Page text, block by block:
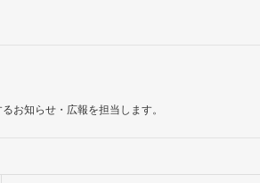
お知らせ・広報を担当します。